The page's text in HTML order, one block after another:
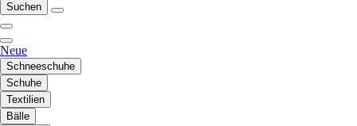
Suchen
Neue
Schneeschuhe
Schuhe
Textilien
Bälle